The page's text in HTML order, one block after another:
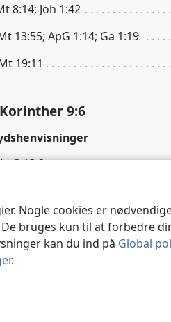
Nogle cookies er
bruges kun til at forbedre
kan du ind på Global
.
8:14; Joh 1:42
13:55; ApG 1:14; Ga 1:19
19:11
9:6
13:2
9:7
egen løn:Paulus anvender
til den “løn” en soldat fik.
sammenhæng bliver